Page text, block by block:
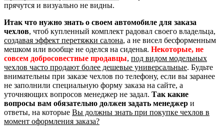
прячутся и визуально не видны.
Итак что нужно знать о своем автомобиле для заказа
чехлов, чтоб купленный комплект радовал своего владельца,
создавая эффект перетяжки салона, а не висел бесформенным
мешком или вообще не оделся на сиденья. Некоторые, не
совсем добросовестные продавцы, под видом модельных
чехлов часто продают более дешевые универсальные. Будьте
внимательны при заказе чехлов по телефону, если вы заранее
не заполнили специальную форму заказа на сайте, а
уточняющих вопросов менеджер не задал. Так какие
вопросы вам обязательно должен задать менеджер и
ответы, на которые Вы должны знать при покупке чехлов в
момент оформления заказа?